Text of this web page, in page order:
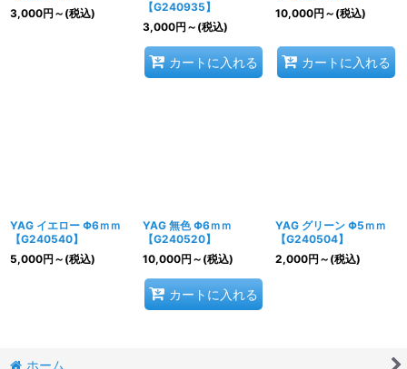
3,000円 ～ (税込)
【G240935】
3,000円 ～ (税込)
カートに入れる
10,000円 ～ (税込)
カートに入れる
YAG イエロー Φ6ｍｍ
【G240540】
5,000円 ～ (税込)
YAG 無色 Φ6ｍｍ
【G240520】
10,000円 ～ (税込)
カートに入れる
YAG グリーン Φ5ｍｍ
【G240504】
2,000円 ～ (税込)
ホーム